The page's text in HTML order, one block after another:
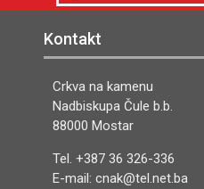
Kontakt
Crkva na kamenu
Nadbiskupa Čule b.b.
88000 Mostar
Tel. +387 36 326-336
E-mail: cnak@tel.net.ba